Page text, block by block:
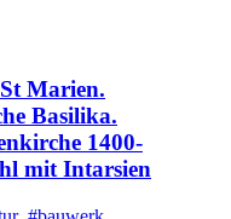
Marien.
Basilika.
1400-
mit Intarsien